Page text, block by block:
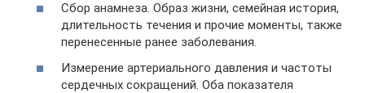
Сбор анамнеза. Образ жизни, семейная история,
длительность течения и прочие моменты, также
перенесенные ранее заболевания.
Измерение артериального давления и частоты
сердечных сокращений. Оба показателя